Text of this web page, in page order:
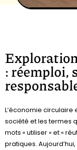
: réemploi,
L’économie circulaire
société et les termes
mots « utiliser » et «
pratiques.